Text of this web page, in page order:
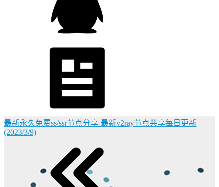
最新永久免费ss/ssr节点分享-最新v2ray节点共享每日更新
(2023/3/9)